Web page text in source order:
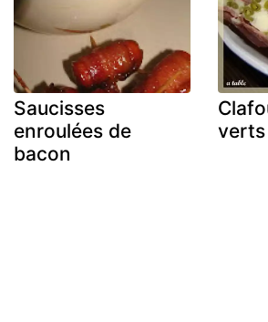
Saucisses
enroulées de
bacon